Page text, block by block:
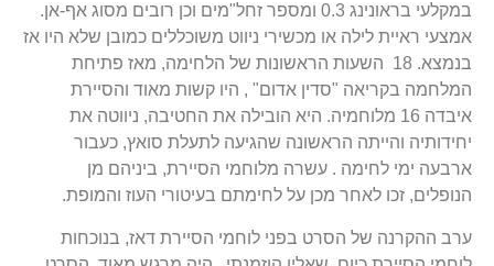
במקלעי בראונינג 0.3 ומספר זחל"מים וכן רובים מסוג אף-אן.
אמצעי ראיית לילה או מכשירי ניווט משוכללים כמובן שלא היו אז
בנמצא. 18 השעות הראשונות של הלחימה, מאז פתיחת
המלחמה בקריאה "סדין אדום" , היו קשות מאוד והסיירת
איבדה 16 מלוחמיה. היא הובילה את החטיבה, ניווטה את
יחידותיה והייתה הראשונה שהגיעה לתעלת סואץ, כעבור
ארבעה ימי לחימה . עשרה מלוחמי הסיירת, ביניהם מן
הנופלים, זכו לאחר מכן על לחימתם בעיטורי העוז והמופת.
ערב ההקרנה של הסרט בפני לוחמי הסיירת דאז, בנוכחות